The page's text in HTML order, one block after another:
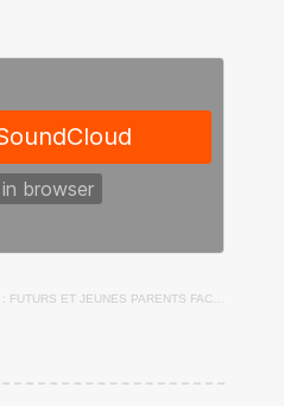
ET JEUNES PARENTS FACE AU CORONAVIRUS - Réponses de sage-femme